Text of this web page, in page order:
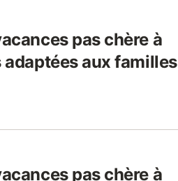
pas chère à
aux familles
pas chère à